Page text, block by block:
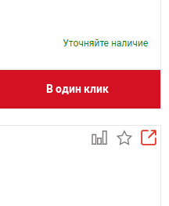
В один клик